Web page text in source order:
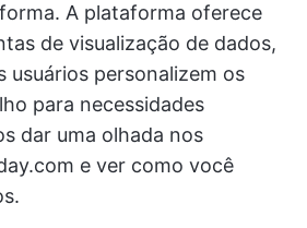
A plataforma oferece
de visualização de dados,
usuários personalizem os
para necessidades
dar uma olhada nos
e ver como você